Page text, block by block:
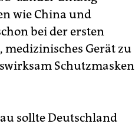
wie China und
bei der ersten
medizinisches Gerät zu
Schutzmasken
sollte Deutschland